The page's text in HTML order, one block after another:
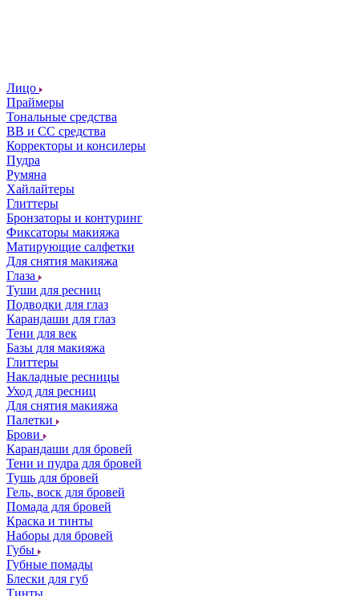
Лицо
Праймеры
Тональные средства
ВВ и СС средства
Корректоры и консилеры
Пудра
Румяна
Хайлайтеры
Глиттеры
Бронзаторы и контуринг
Фиксаторы макияжа
Матирующие салфетки
Для снятия макияжа
Глаза
Туши для ресниц
Подводки для глаз
Карандаши для глаз
Тени для век
Базы для макияжа
Глиттеры
Накладные ресницы
Уход для ресниц
Для снятия макияжа
Палетки
Брови
Карандаши для бровей
Тени и пудра для бровей
Тушь для бровей
Гель, воск для бровей
Помада для бровей
Краска и тинты
Наборы для бровей
Губы
Губные помады
Блески для губ